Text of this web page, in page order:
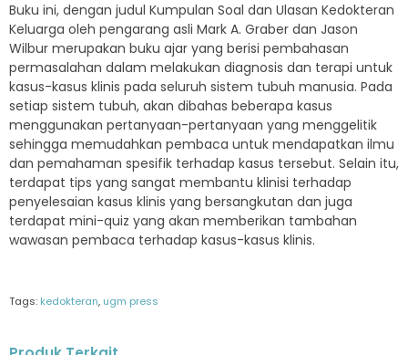
Buku ini, dengan judul Kumpulan Soal dan Ulasan Kedokteran
Keluarga oleh pengarang asli Mark A. Graber dan Jason
Wilbur merupakan buku ajar yang berisi pembahasan
permasalahan dalam melakukan diagnosis dan terapi untuk
kasus-kasus klinis pada seluruh sistem tubuh manusia. Pada
setiap sistem tubuh, akan dibahas beberapa kasus
menggunakan pertanyaan-pertanyaan yang menggelitik
sehingga memudahkan pembaca untuk mendapatkan ilmu
dan pemahaman spesifik terhadap kasus tersebut. Selain itu,
terdapat tips yang sangat membantu klinisi terhadap
penyelesaian kasus klinis yang bersangkutan dan juga
terdapat mini-quiz yang akan memberikan tambahan
wawasan pembaca terhadap kasus-kasus klinis.
Tags: kedokteran, ugm press